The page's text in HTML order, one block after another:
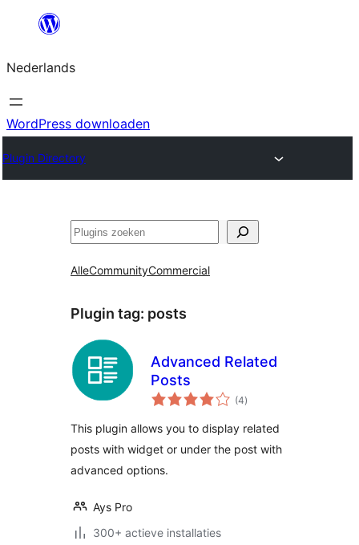
de
inhoud
Nederlands
WordPress downloaden
Plugin Directory
Zoeken
AlleCommunityCommercial
Plugin tag: posts
Advanced Related
Posts
(4totaal
waarderingen
)
This plugin allows you to display related
posts with widget or under the post with
advanced options.
Ays Pro
300+ actieve installaties